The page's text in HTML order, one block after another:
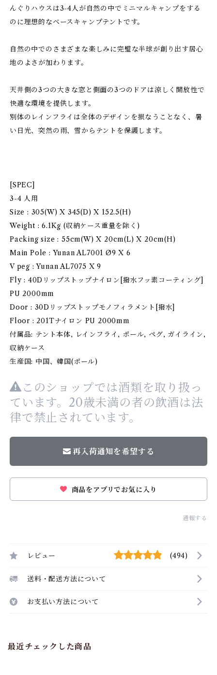
んぐりハウスは3-4人が自然の中でミニマルキャンプをする
のに理想的なベースキャンプテントです。
自然の中でのさまざまな楽しみに完璧な半球が創り出す居心
地のよさが加わります。
天井側の3つの大きな窓と側面の3つのドアは涼しく開放性で
快適な環境を提供します。
別体のレインフライは全体のデザインを損なうことなく、暑
い日光、突然の雨、雪からテントを保護します。
[SPEC]
3-4 人用
Size : 305(W) X 345(D) X 152.5(H)
Weight : 6.1Kg (収納ケース重量を除く)
Packing size : 55cm(W) X 20cm(L) X 20cm(H)
Main Pole : Yunan AL7001 Ø9 X 6
V peg : Yunan AL7075 X 9
Fly : 40Dリップストップナイロン[撥水フッ素コーティング]
PU 2000mm
Door : 30Dリップストップモノフィラメント[撥水]
Floor : 201Tナイロン PU 2000mm
付属品: テント本体, レインフライ, ポール, ペグ, ガイライン,
収納ケース
生産国: 中国、韓国(ポール)
このショップでは酒類を取り扱っ
ています。20歳未満の者の飲酒は法
律で禁止されています。
再入荷通知を希望する
商品をアプリでお気に入り
通報する
レビュー (494)
送料・配送方法について
お支払い方法について
最近チェックした商品